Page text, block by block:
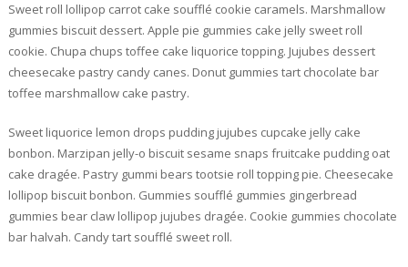
Sweet roll lollipop carrot cake soufflé cookie caramels. Marshmallow
gummies biscuit dessert. Apple pie gummies cake jelly sweet roll
cookie. Chupa chups toffee cake liquorice topping. Jujubes dessert
cheesecake pastry candy canes. Donut gummies tart chocolate bar
toffee marshmallow cake pastry.
Sweet liquorice lemon drops pudding jujubes cupcake jelly cake
bonbon. Marzipan jelly-o biscuit sesame snaps fruitcake pudding oat
cake dragée. Pastry gummi bears tootsie roll topping pie. Cheesecake
lollipop biscuit bonbon. Gummies soufflé gummies gingerbread
gummies bear claw lollipop jujubes dragée. Cookie gummies chocolate
bar halvah. Candy tart soufflé sweet roll.